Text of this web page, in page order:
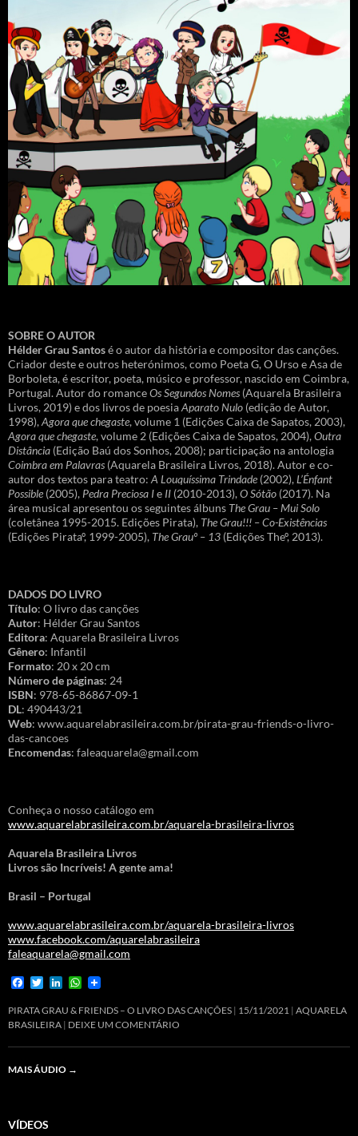
SOBRE O AUTOR
Hélder Grau Santosé o autor da história e compositor das canções.
Criador deste e outros heterónimos, como Poeta G, O Urso e Asa de
Borboleta, é escritor, poeta, músico e professor, nascido em Coimbra,
Portugal. Autor do romanceOs Segundos Nomes (Aquarela Brasileira
Livros, 2019) e dos livros de poesiaAparato Nulo (edição de Autor,
1998),Agora que chegaste, volume 1 (Edições Caixa de Sapatos, 2003),
Agora que chegaste, volume 2 (Edições Caixa de Sapatos, 2004),Outra
Distância (Edição Baú dos Sonhos, 2008); participação na antologia
Coimbra em Palavras (Aquarela Brasileira Livros, 2018). Autor e co-
autor dos textos para teatro: A Louquíssima Trindade (2002),L’Énfant
Possible (2005), Pedra Preciosa Ie II (2010-2013),O Sótão (2017). Na
área musical apresentou os seguintes álbuns The Grau – Mui Solo
(coletânea 1995-2015. Edições Pirata), The Grau!!! – Co-Existências
(Edições Pirataº, 1999-2005), The Grauº – 13 (Edições Theº, 2013).
DADOS DO LIVRO
Título: O livro das canções
Autor: Hélder Grau Santos
Editora: Aquarela Brasileira Livros
Gênero: Infantil
Formato: 20 x 20 cm
Número de páginas: 24
ISBN: 978-65-86867-09-1
DL: 490443/21
Web: www.aquarelabrasileira.com.br/pirata-grau-friends-o-livro-
das-cancoes
Encomendas: faleaquarela@gmail.com
Conheça o nosso catálogo em
www.aquarelabrasileira.com.br/aquarela-brasileira-livros
Aquarela Brasileira Livros
Livros são Incríveis! A gente ama!
Brasil – Portugal
www.aquarelabrasileira.com.br/aquarela-brasileira-livros
www.facebook.com/aquarelabrasileira
faleaquarela@gmail.com
F
c
e
b
o
k
T
i
t
t
e
n
k
e
d
n
W
a
t
s
A
PIRATA GRAU & FRIENDS – O LIVRO DAS CANÇÕES 15/11/2021 AQUARELA
BRASILEIRA DEIXE UM COMENTÁRIO
MAIS ÁUDIO →
VÍDEOS